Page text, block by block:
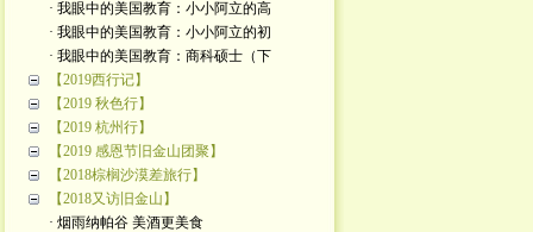
· 我眼中的美国教育：小小阿立的高
· 我眼中的美国教育：小小阿立的初
· 我眼中的美国教育：商科硕士（下
【2019西行记】
【2019 秋色行】
【2019 杭州行】
【2019 感恩节旧金山团聚】
【2018棕榈沙漠差旅行】
【2018又访旧金山】
· 烟雨纳帕谷 美酒更美食